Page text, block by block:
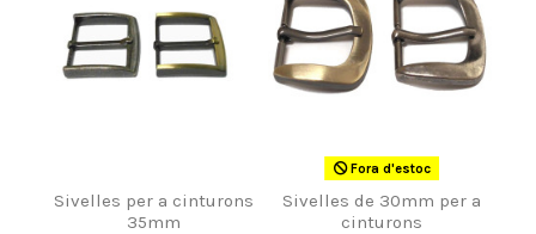
Sivelles per a cinturons
35mm
Fora d'estoc
Sivelles de 30mm per a
cinturons